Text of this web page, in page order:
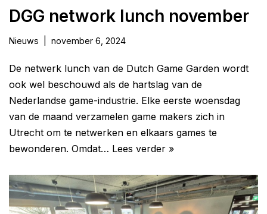
DGG network lunch november
Nieuws november 6, 2024
De netwerk lunch van de Dutch Game Garden wordt
ook wel beschouwd als de hartslag van de
Nederlandse game-industrie. Elke eerste woensdag
van de maand verzamelen game makers zich in
Utrecht om te netwerken en elkaars games te
bewonderen. Omdat… Lees verder »